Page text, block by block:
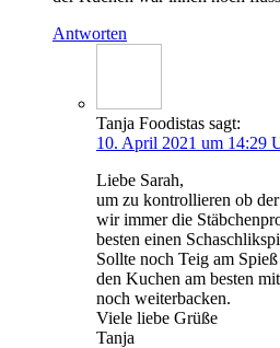
Antworten
Tanja Foodistas sagt:
10. April 2021 um 14:29
Lie­be Sarah,
um zu kon­trol­lie­ren ob
wir immer die
bes­ten einen
Soll­te noch Teig am
den Kuchen am bes­ten
noch weiterbacken.
Vie­le lie­be Grüße
Tanja